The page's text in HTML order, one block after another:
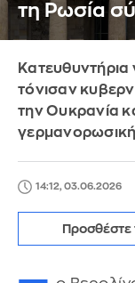
τη Ρωσία
τόνισαν
την Ουκρανία
14:12, 03.06.2026
Προσθέστε